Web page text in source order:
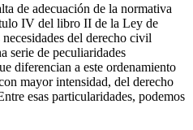
de adecuación de la normativa
IV del libro II de la Ley de
del derecho civil
serie de peculiaridades
diferencian a este ordenamiento
mayor intensidad, del derecho
esas particularidades, podemos